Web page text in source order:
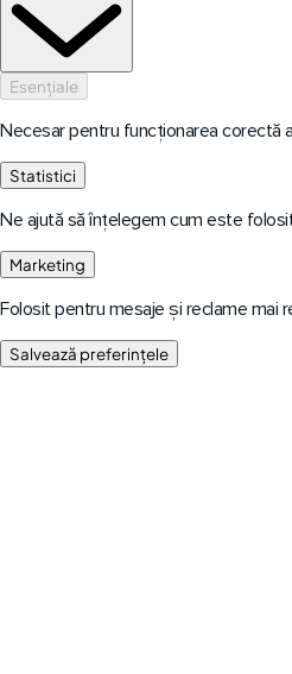
Esențiale
Necesar pentru funcționarea corectă
Statistici
Ne ajută să înțelegem cum este
Marketing
Folosit pentru mesaje și reclame mai
Salvează preferințele